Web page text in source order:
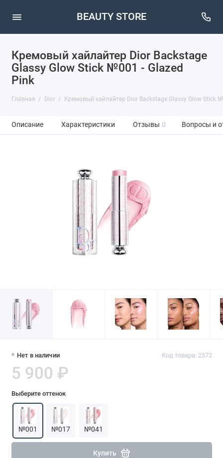
BEAUTY STORE
Кремовый хайлайтер Dior Backstage
Glassy Glow Stick №001 - Glazed
Pink
Главная Dior Кремовый хайлайтер Dior Backstage Glassy Glow Stick
Описание Характеристики Отзывы 0 Вопросы и
Нет в наличии Код товара: 2572
5 900 ₽
Выберите оттенок
№001 №017 №041
Купить